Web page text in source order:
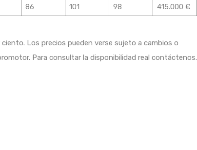
86 101 98 415.000 €
Los precios pueden verse sujeto a cambios o
Para consultar la disponibilidad real contáctenos.